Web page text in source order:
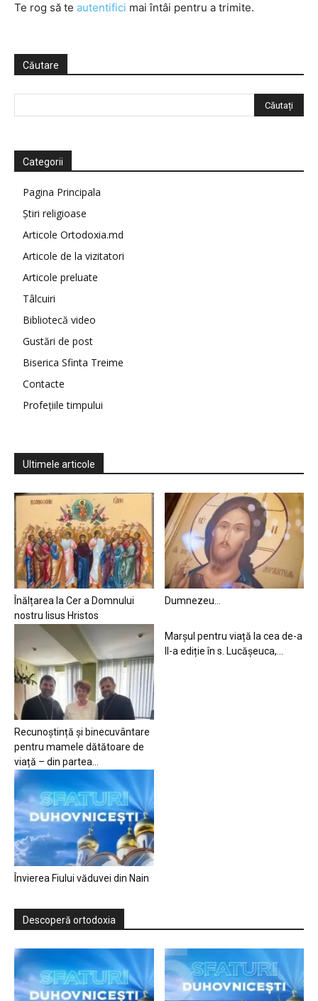
Te rog să te autentifici mai întâi pentru a trimite.
Căutare
Categorii
Pagina Principala
Știri religioase
Articole Ortodoxia.md
Articole de la vizitatori
Articole preluate
Tâlcuiri
Bibliotecă video
Gustări de post
Biserica Sfinta Treime
Contacte
Profețiile timpului
Ultimele articole
Înălțarea la Cer a Domnului
nostru Iisus Hristos
Dumnezeu…
Recunoștință și binecuvântare
pentru mamele dătătoare de
viață – din partea...
Marșul pentru viață la cea de-a
II-a ediție în s. Lucășeuca,...
Învierea Fiului văduvei din Nain
Descoperă ortodoxia